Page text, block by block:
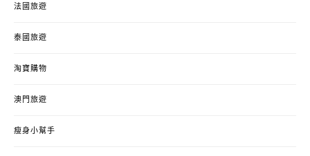
法國旅遊
泰國旅遊
淘寶購物
澳門旅遊
瘦身小幫手